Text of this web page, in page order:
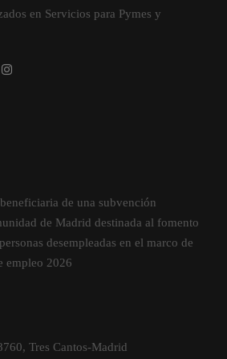
en Servicios para Pymes y
de una subvención
de Madrid destinada al fomento
desempleadas en el marco de
empleo 2026
Tres Cantos-Madrid